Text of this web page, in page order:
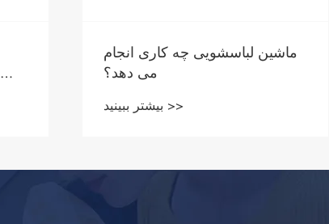
ماشین لباسشویی چه کاری انجام
می دهد؟
بیشتر ببینید >>